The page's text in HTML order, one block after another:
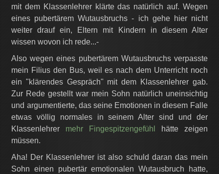
mit dem Klassenlehrer klärte das natürlich auf. Wegen
eines pubertärem Wutausbruchs - ich gehe hier nicht
weiter drauf ein, Eltern mit Kindern in diesem Alter
wissen wovon ich rede...-
Also wegen eines pubertärem Wutausbruchs verpasste
mein Filius den Bus, weil es nach dem Unterricht noch
ein "klärendes Gespräch" mit dem Klassenlehrer gab.
Zur Rede gestellt war mein Sohn natürlich uneinsichtig
und argumentierte, das seine Emotionen in diesem Falle
etwas völlig normales in seinem Alter sind und der
Klassenlehrermehr Fingespitzengefühlhätte zeigen
müssen.
Aha! Der Klassenlehrer ist also schuld daran das mein
Sohn einen pubertär emotionalen Wutausbruch hatte,